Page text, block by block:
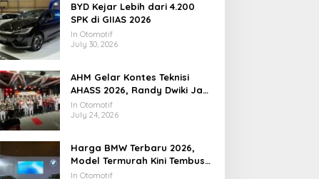
BYD Kejar Lebih dari 4.200
SPK di GIIAS 2026
In Otomotif
July 30, 2026
AHM Gelar Kontes Teknisi
AHASS 2026, Randy Dwiki Jadi
Juara Nasional
In Otomotif
July 24, 2026
Harga BMW Terbaru 2026,
Model Termurah Kini Tembus
Rp1 Miliar
In Otomotif